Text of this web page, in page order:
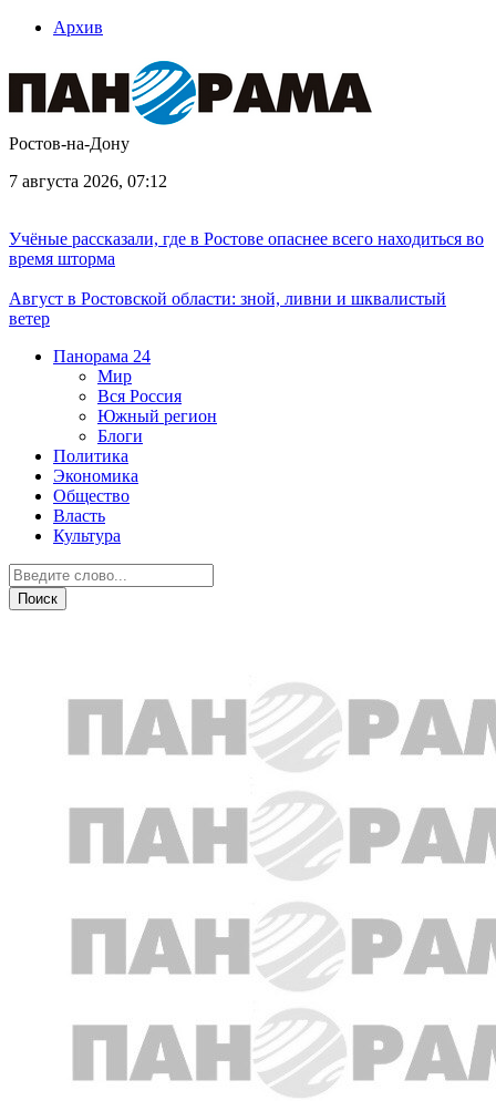
Архив
Ростов-на-Дону
7 августа 2026, 07:12
Учёные рассказали, где в Ростове опаснее всего находиться во
время шторма
Август в Ростовской области: зной, ливни и шквалистый
ветер
Панорама 24
Мир
Вся Россия
Южный регион
Блоги
Политика
Экономика
Общество
Власть
Культура